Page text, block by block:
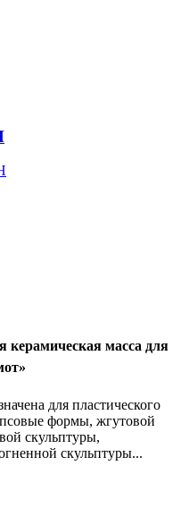
масса для
для пластического
формы, жгутовой
скульптуры,
скульптуры...